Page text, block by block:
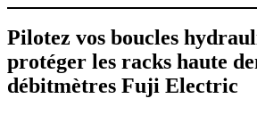
Pilotez vos boucles
protéger les racks haute
débitmètres Fuji Electric